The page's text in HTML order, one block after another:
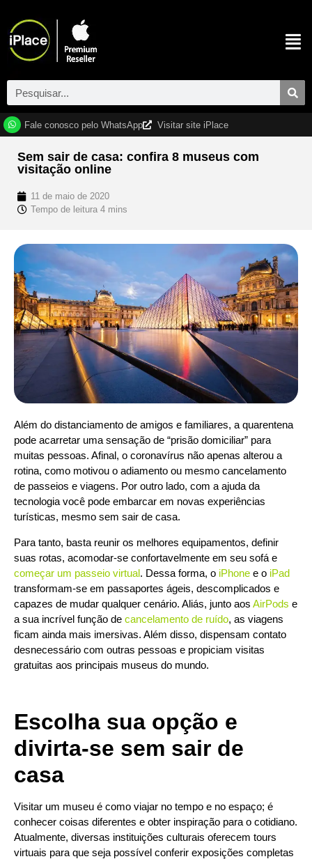
Fale conosco pelo WhatsApp Visitar site iPlace
Sem sair de casa: confira 8 museus com
visitação online
11 de maio de 2020
Além do distanciamento de amigos e familiares, a quarentena
pode acarretar uma sensação de “prisão domiciliar” para
muitas pessoas. Afinal, o coronavírus não apenas alterou a
rotina, como motivou o adiamento ou mesmo cancelamento
de passeios e viagens. Por outro lado, com a ajuda da
tecnologia você pode embarcar em novas experiências
turísticas, mesmo sem sair de casa.
Para tanto, basta reunir os melhores equipamentos, definir
suas rotas, acomodar-se confortavelmente em seu sofá e
começar um passeio virtual. Dessa forma, o iPhone e o iPad
transformam-se em passaportes ágeis, descomplicados e
capazes de mudar qualquer cenário. Aliás, junto aos AirPods e
a sua incrível função de cancelamento de ruído, as viagens
ficam ainda mais imersivas. Além disso, dispensam contato
desnecessário com outras pessoas e propiciam visitas
gratuitas aos principais museus do mundo.
Escolha sua opção e
divirta-se sem sair de
casa
Visitar um museu é como viajar no tempo e no espaço; é
conhecer coisas diferentes e obter inspiração para o cotidiano.
Atualmente, diversas instituições culturais oferecem tours
virtuais para que seja possível conferir exposições completas